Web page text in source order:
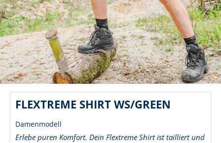
FLEXTREME SHIRT WS/GREEN
Damenmodell
Erlebe puren Komfort. Dein Flextreme Shirt ist tailliert und